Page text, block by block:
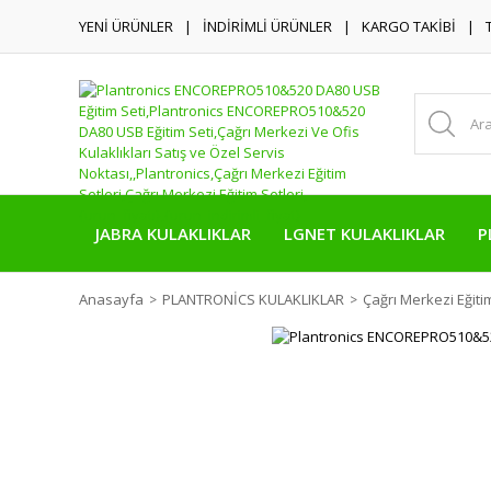
YENİ ÜRÜNLER İNDİRİMLİ ÜRÜNLER KARGO TAKİBİ
JABRA KULAKLIKLAR LGNET KULAKLIKLAR
Anasayfa PLANTRONİCS KULAKLIKLAR Çağrı Merkezi